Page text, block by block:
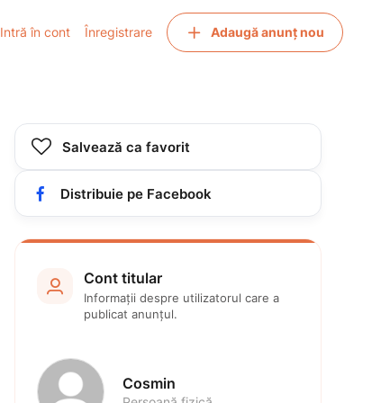
 Salvează ca favorit
 Distribuie pe Facebook
 Cont titular
Informații despre utilizatorul care a
publicat anunțul.
Cosmin
Intră în cont Înregistrare  Adaugă anunț nou